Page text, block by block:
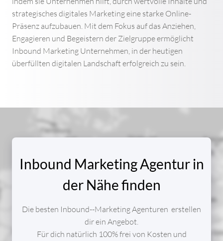
WEBDESIGN PREISE
WEBDESIGN WORDPRESS
AGENTUR
FULL SERVICE MARKETING AGENTUR
MARKETING AUTOMATION AGENTUR
VIDEO MARKETING AGENTUR
strategisches digitales Marketing eine starke Online-
Präsenz aufzubauen. Mit dem Fokus auf das Anziehen,
Engagieren und Begeistern der Zielgruppe ermöglicht
Inbound Marketing Unternehmen, in der heutigen
überfüllten digitalen Landschaft erfolgreich zu sein.
Inbound Marketing Agentur in
der Nähe finden
Die besten Inbound--Marketing Agenturen erstellen
dir ein Angebot.
Für dich natürlich 100% frei von Kosten und